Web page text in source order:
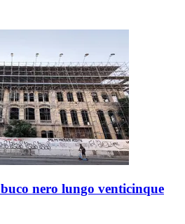
nero lungo venticinque